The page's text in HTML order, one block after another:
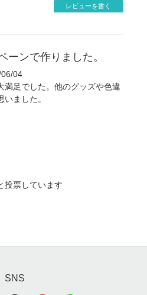
レビューを書く
ーンで作りました。
04
満足でした。他のグッズや色違
ました。
投票しています
SNS